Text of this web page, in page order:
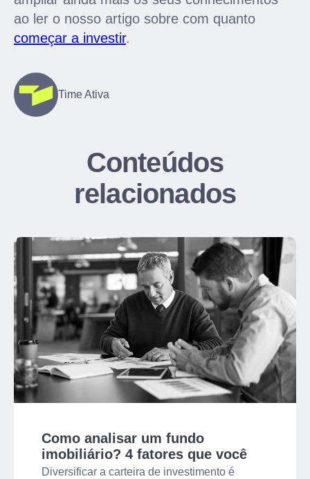
ao ler o nosso artigo sobre com quanto
começar a investir.
Time Ativa
Conteúdos
relacionados
Como analisar um fundo
imobiliário? 4 fatores que você
deve observar
Diversificar a carteira de investimento é